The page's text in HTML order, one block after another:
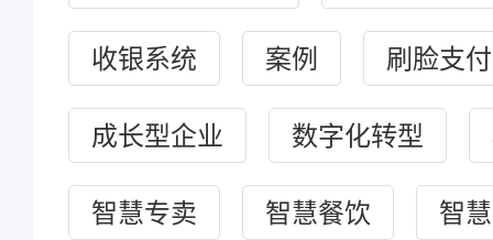
收银系统 案例 刷脸支付
成长型企业 数字化转型
智慧专卖 智慧餐饮 智